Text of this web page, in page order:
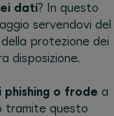
dati? In questo
servendovi del
protezione dei
disposizione.
phishing o frode a
tramite questo